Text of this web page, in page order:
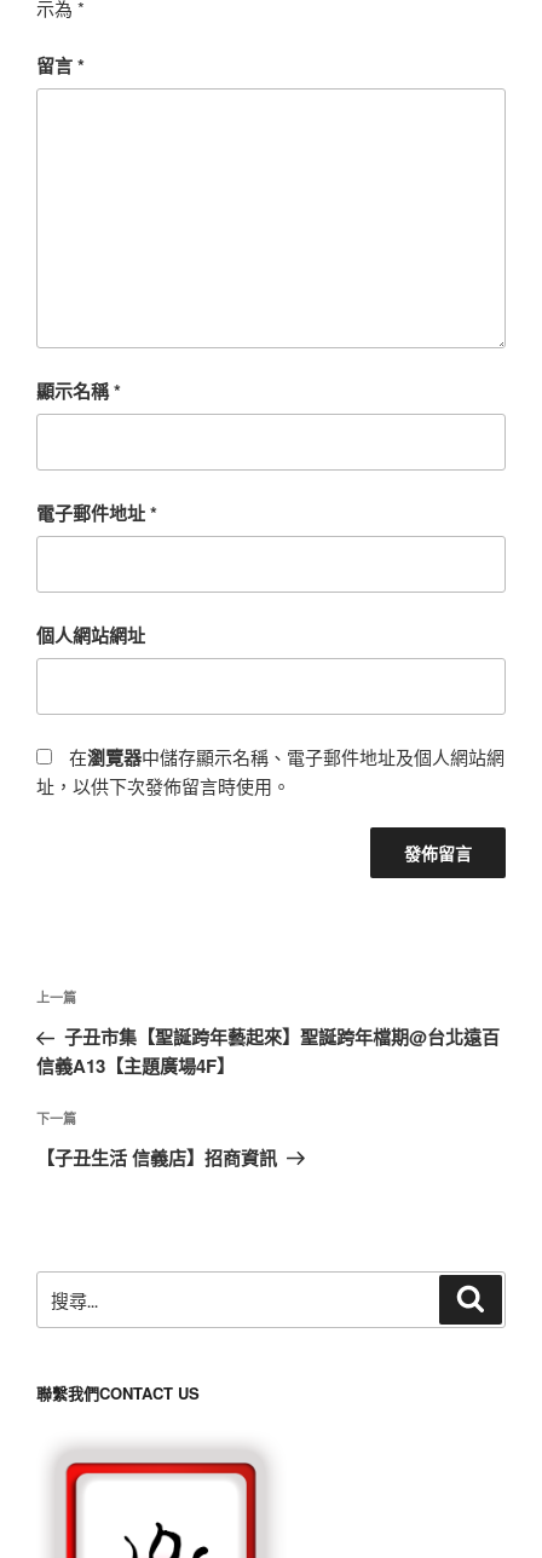
示為 *
留言*
顯示名稱*
電子郵件地址*
個人網站網址
在瀏覽器中儲存顯示名稱、電子郵件地址及個人網站網
址，以供下次發佈留言時使用。
文
導
覽
上
一
篇
章
上一篇
子丑市集【聖誕跨年藝起來】聖誕跨年檔期@台北遠百
信義A13【主題廣場4F】
下
一
下一篇
【子丑生活 信義店】招商資訊
尋
字:
聯繫我們CONTACT US